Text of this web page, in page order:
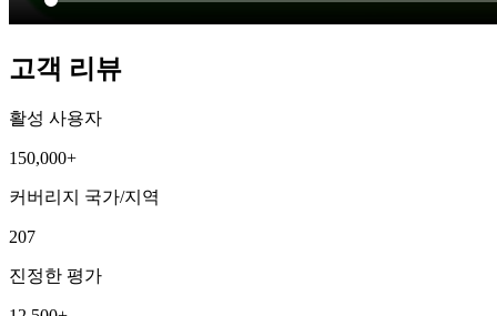
고객 리뷰
활성 사용자
150,000+
커버리지 국가/지역
207
진정한 평가